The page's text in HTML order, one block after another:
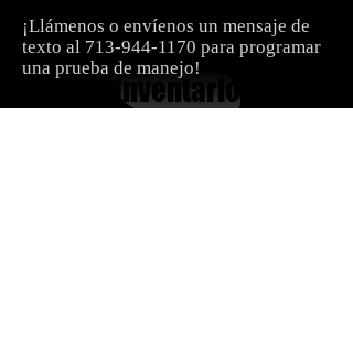
¡Llámenos o envíenos un mensaje de
texto al 713-944-1170 para programar
una prueba de manejo!
Inventario